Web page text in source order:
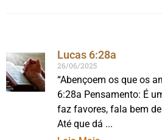
Lucas 6:28a
26/06/2025
“Abençoem os que os
6:28a Pensamento: É
faz favores, fala bem
Até que dá